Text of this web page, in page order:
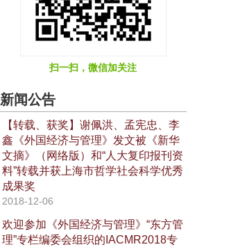
扫一扫，微信加关注
新闻公告
【转载、获奖】谢佩洪、孟宪忠、李
鑫《外国经济与管理》发文被《新华
文摘》（网络版）和“人大复印报刊资
料”转载并获上海市哲学社会科学优秀
成果奖
2018-12-06
欢迎参加《外国经济与管理》“东方管
理”专栏编委会组织的IACMR2018专